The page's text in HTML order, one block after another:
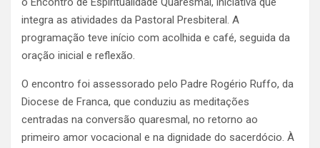
integra as atividades da Pastoral Presbiteral. A
programação teve início com acolhida e café, seguida da
oração inicial e reflexão.
O encontro foi assessorado pelo Padre Rogério Ruffo, da
Diocese de Franca, que conduziu as meditações
centradas na conversão quaresmal, no retorno ao
primeiro amor vocacional e na dignidade do sacerdócio. À